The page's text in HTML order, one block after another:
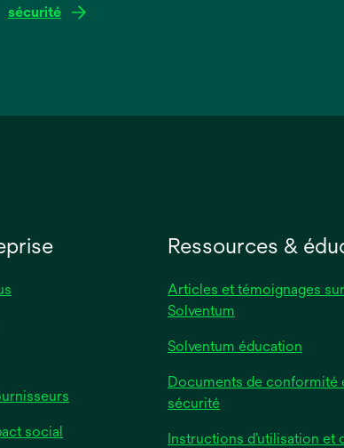
sécurité
social
Ressources &
Articles et témoignages sur
Solventum
Solventum éducation
Documents de conformité
sécurité
Instructions d’utilisation et